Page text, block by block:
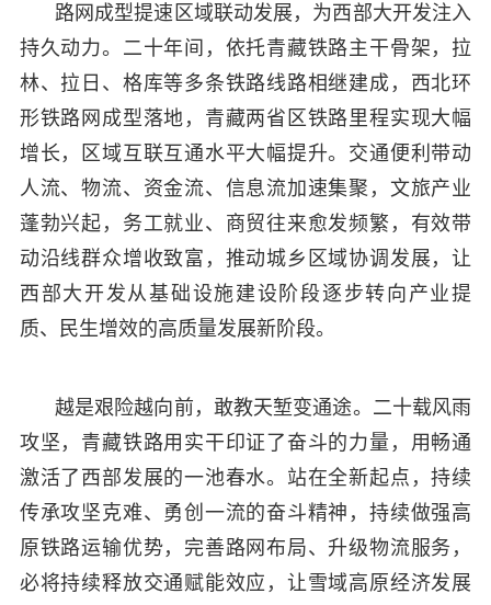
路网成型提速区域联动发展，为西部大开发注入
持久动力。二十年间，依托青藏铁路主干骨架，拉
林、拉日、格库等多条铁路线路相继建成，西北环
形铁路网成型落地，青藏两省区铁路里程实现大幅
增长，区域互联互通水平大幅提升。交通便利带动
人流、物流、资金流、信息流加速集聚，文旅产业
蓬勃兴起，务工就业、商贸往来愈发频繁，有效带
动沿线群众增收致富，推动城乡区域协调发展，让
西部大开发从基础设施建设阶段逐步转向产业提
质、民生增效的高质量发展新阶段。
越是艰险越向前，敢教天堑变通途。二十载风雨
攻坚，青藏铁路用实干印证了奋斗的力量，用畅通
激活了西部发展的一池春水。站在全新起点，持续
传承攻坚克难、勇创一流的奋斗精神，持续做强高
原铁路运输优势，完善路网布局、升级物流服务，
必将持续释放交通赋能效应，让雪域高原经济发展